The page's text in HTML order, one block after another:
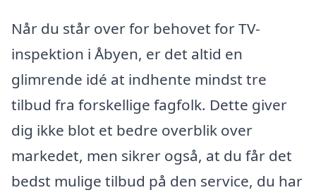
Når du står over for behovet for TV-
inspektion i Åbyen, er det altid en
glimrende idé at indhente mindst tre
tilbud fra forskellige fagfolk. Dette giver
dig ikke blot et bedre overblik over
markedet, men sikrer også, at du får det
bedst mulige tilbud på den service, du har